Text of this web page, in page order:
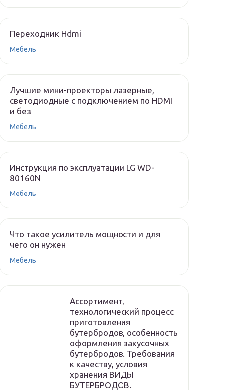
Переходник Hdmi
Мебель
Лучшие мини-проекторы лазерные,
светодиодные с подключением по HDMI
и без
Мебель
Инструкция по эксплуатации LG WD-
80160N
Мебель
Что такое усилитель мощности и для
чего он нужен
Мебель
Ассортимент,
технологический процесс
приготовления
бутербродов, особенность
оформления закусочных
бутербродов. Требования
к качеству, условия
хранения ВИДЫ
БУТЕРБРОДОВ.